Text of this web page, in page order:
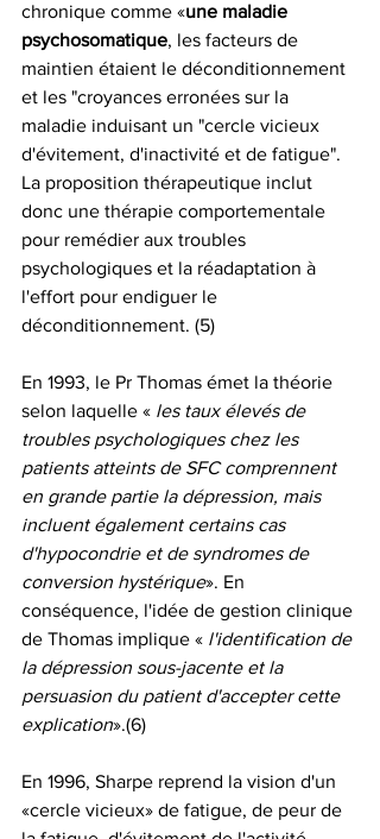
chronique comme «une maladie
psychosomatique, les facteurs de
maintien étaient le déconditionnement
et les "croyances erronées sur la
maladie induisant un "cercle vicieux
d'évitement, d'inactivité et de fatigue".
La proposition thérapeutique inclut
donc une thérapie comportementale
pour remédier aux troubles
psychologiques et la réadaptation à
l'effort pour endiguer le
déconditionnement. (5)
En 1993, le Pr Thomas émet la théorie
selon laquelle « les taux élevés de
troubles psychologiques chez les
patients atteints de SFC comprennent
en grande partie la dépression, mais
incluent également certains cas
d'hypocondrie et de syndromes de
conversion hystérique». En
conséquence, l'idée de gestion clinique
de Thomas implique « l'identification de
la dépression sous-jacente et la
persuasion du patient d'accepter cette
explication».(6)
En 1996, Sharpe reprend la vision d'un
«cercle vicieux» de fatigue, de peur de